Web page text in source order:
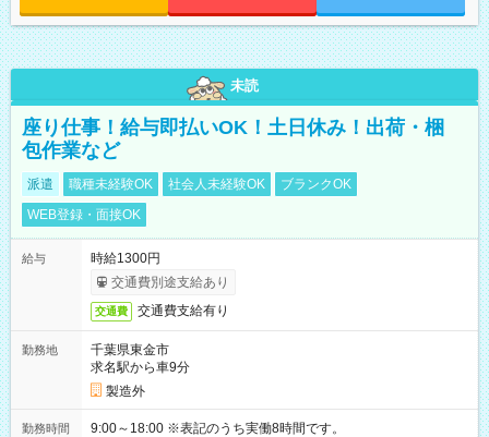
未読
座り仕事！給与即払いOK！土日休み！出荷・梱
包作業など
派遣 職種未経験OK 社会人未経験OK
ブランクOK
WEB登録・面接OK
給与
時給1300円
交通費別途支給あり
交通費 交通費支給有り
勤務地
千葉県東金市
求名駅から車9分
製造外
勤務時間 9:00～18:00 ※表記のうち実働8時間です。